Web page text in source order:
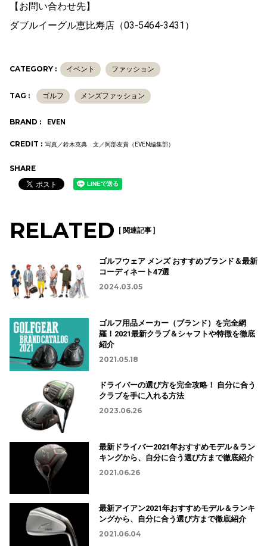
【お問い合わせ先】
ダブルイーグル恵比寿店（03-5464-3431）
CATEGORY : イベント ファッション
TAG : ゴルフ メンズファッション
BRAND : EVEN
CREDIT : 写真／鈴木克典 文／阿部友貴（EVEN編集部）
SHARE
RELATED [ 関連記事 ]
ゴルフウェア メンズ おすすめブランド＆最新
コーディネート47選
2024.03.05
ゴルフ用品メーカー（ブランド）を完全網
羅！2021最新クラブ＆シャフトや特徴を徹底
紹介
2021.05.18
ドライバーの選び方を完全攻略！ 自分に合う
クラブを手に入れる方法
2023.06.26
最新ドライバー2021年おすすめモデル＆ラン
キングから、自分に合う選び方まで徹底紹介
2021.06.26
最新アイアン2021年おすすめモデル＆ランキ
ングから、自分に合う選び方まで徹底紹介
2021.06.04